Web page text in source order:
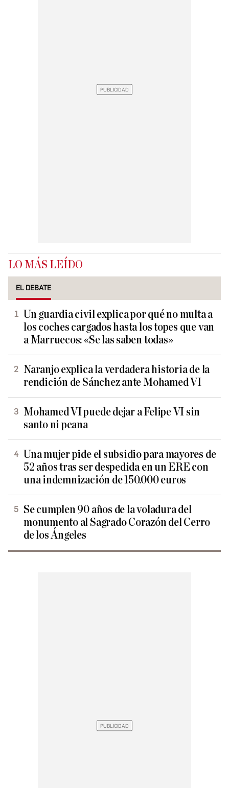
LO MÁS LEÍDO
EL DEBATE
Un guardia civil explica por qué no multa a
los coches cargados hasta los topes que van
a Marruecos: «Se las saben todas»
Naranjo explica la verdadera historia de la
rendición de Sánchez ante Mohamed VI
Mohamed VI puede dejar a Felipe VI sin
santo ni peana
Una mujer pide el subsidio para mayores de
52 años tras ser despedida en un ERE con
una indemnización de 150.000 euros
Se cumplen 90 años de la voladura del
monumento al Sagrado Corazón del Cerro
de los Ángeles